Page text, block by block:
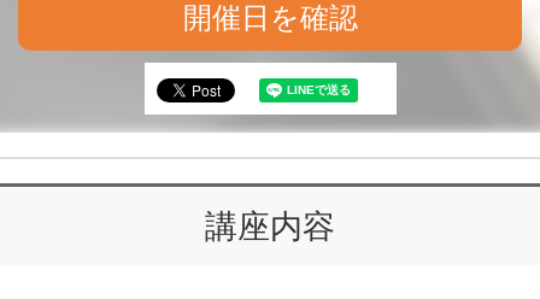
開催日を確認
講座内容